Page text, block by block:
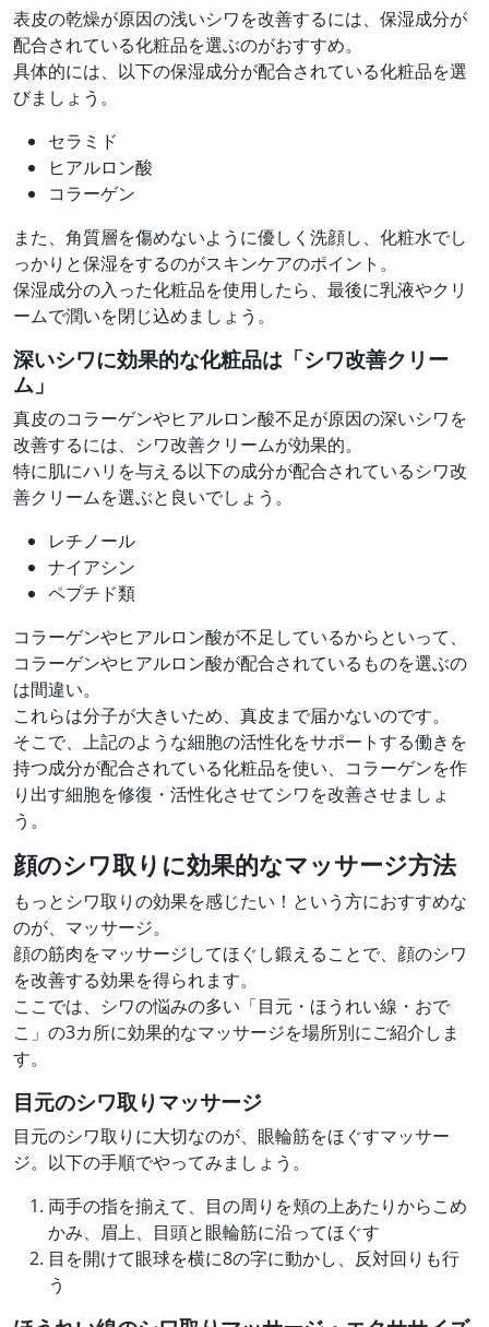
表皮の乾燥が原因の浅いシワを改善するには、保湿成分が
配合されている化粧品を選ぶのがおすすめ。
具体的には、以下の保湿成分が配合されている化粧品を選
びましょう。
セラミド
ヒアルロン酸
コラーゲン
また、角質層を傷めないように優しく洗顔し、化粧水でし
っかりと保湿をするのがスキンケアのポイント。
保湿成分の入った化粧品を使用したら、最後に乳液やクリ
ームで潤いを閉じ込めましょう。
深いシワに効果的な化粧品は「シワ改善クリー
ム」
真皮のコラーゲンやヒアルロン酸不足が原因の深いシワを
改善するには、シワ改善クリームが効果的。
特に肌にハリを与える以下の成分が配合されているシワ改
善クリームを選ぶと良いでしょう。
レチノール
ナイアシン
ペプチド類
コラーゲンやヒアルロン酸が不足しているからといって、
コラーゲンやヒアルロン酸が配合されているものを選ぶの
は間違い。
これらは分子が大きいため、真皮まで届かないのです。
そこで、上記のような細胞の活性化をサポートする働きを
持つ成分が配合されている化粧品を使い、コラーゲンを作
り出す細胞を修復・活性化させてシワを改善させましょ
う。
顔のシワ取りに効果的なマッサージ方法
もっとシワ取りの効果を感じたい！という方におすすめな
のが、マッサージ。
顔の筋肉をマッサージしてほぐし鍛えることで、顔のシワ
を改善する効果を得られます。
ここでは、シワの悩みの多い「目元・ほうれい線・おで
こ」の3カ所に効果的なマッサージを場所別にご紹介しま
す。
目元のシワ取りマッサージ
目元のシワ取りに大切なのが、眼輪筋をほぐすマッサー
ジ。以下の手順でやってみましょう。
両手の指を揃えて、目の周りを頬の上あたりからこめ
かみ、眉上、目頭と眼輪筋に沿ってほぐす
目を開けて眼球を横に8の字に動かし、反対回りも行
う